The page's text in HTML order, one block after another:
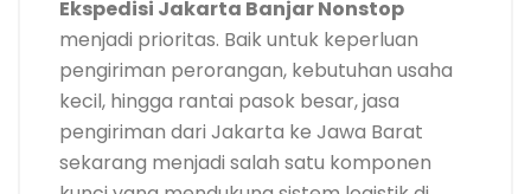
Ekspedisi Jakarta Banjar Nonstop
menjadi prioritas. Baik untuk keperluan
pengiriman perorangan, kebutuhan usaha
kecil, hingga rantai pasok besar, jasa
pengiriman dari Jakarta ke Jawa Barat
sekarang menjadi salah satu komponen